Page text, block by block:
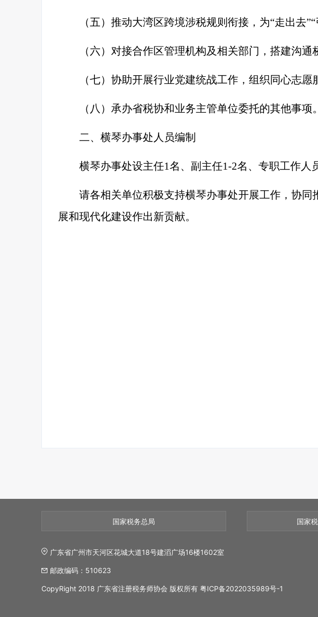
（五）推动大湾区跨境涉税规则衔接，为“走出去
（六）对接合作区管理机构及相关部门，搭建沟
（七）协助开展行业党建统战工作，组织同心志愿
（八）承办省税协和业务主管单位委托的其他事项。
二、横琴办事处人员编制
横琴办事处设主任1名、副主任1-2名、专职工作人
请各相关单位积极支持横琴办事处开展工作，协
展和现代化建设作出新贡献。
国家税务总局 国家
广东省广州市天河区花城大道18号建滔广场16楼1602室
邮政编码：510623
CopyRight 2018 广东省注册税务师协会 版权所有 粤ICP备2022035989号-1